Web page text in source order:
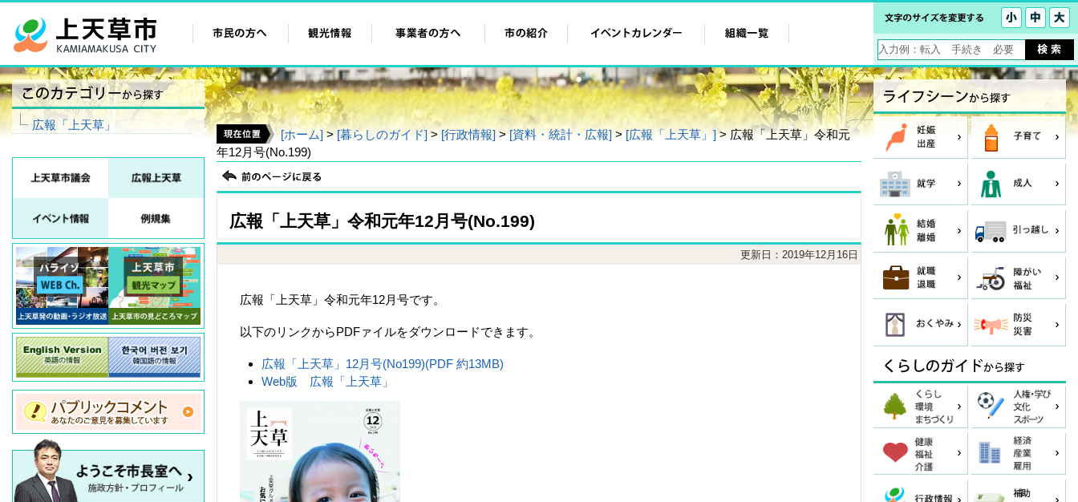
[ホーム]>[暮らしのガイド] >[行政情報]>[資料・統計・広報]>[広報「上天草」]> 広報「上天草」令和元
年12月号(No.199)
広報「上天草」令和元年12月号(No.199)
更新日：2019年12月16日
広報「上天草」令和元年12月号です。
以下のリンクからPDFァイルをダウンロードできます。
広報「上天草」12月号(No199)(PDF 約13MB)
Web版 広報「上天草」
広報「上天草」